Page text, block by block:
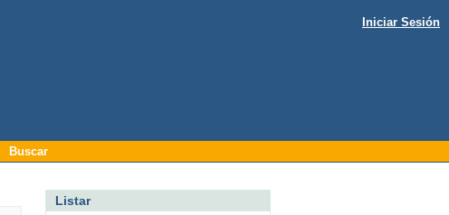
Iniciar Sesión
Buscar
Listar